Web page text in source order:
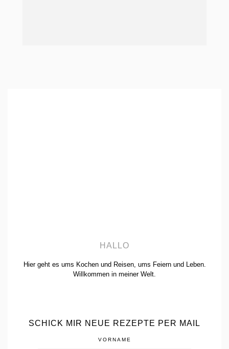
HALLO
Hier geht es ums Kochen und Reisen, ums Feiern und Leben.
Willkommen in meiner Welt.
SCHICK MIR NEUE REZEPTE PER MAIL
VORNAME